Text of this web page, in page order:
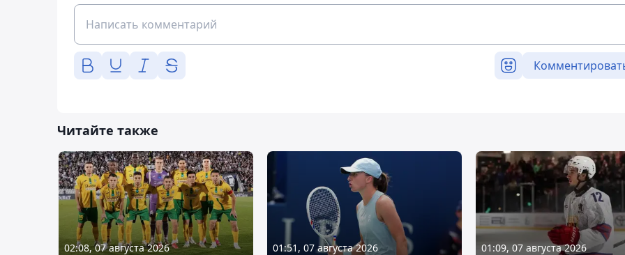
Читайте также
02:08, 07 августа 2026 01:51, 07 августа 2026 01:09, 07 августа 2026